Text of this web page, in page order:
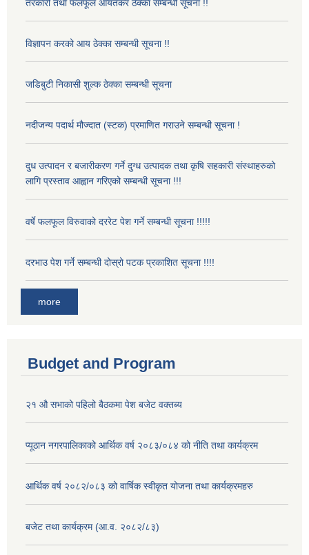
तरकारी तथा फलफूल आयतकर ठेक्का सम्बन्धी सूचना !!
विज्ञापन करको आय ठेक्का सम्बन्धी सूचना !!
जडिबुटी निकासी शुल्क ठेक्का सम्बन्धी सूचना
नदीजन्य पदार्थ मौज्दात (स्टक) प्रमाणित गराउने सम्बन्धी सूचना !
दुध उत्पादन र बजारीकरण गर्ने दुग्ध उत्पादक तथा कृषि सहकारी संस्थाहरुको
लागि प्रस्ताव आह्वान गरिएको सम्बन्धी सूचना !!!
वर्षे फलफूल विरुवाको दररेट पेश गर्ने सम्बन्धी सूचना !!!!!
दरभाउ पेश गर्ने सम्बन्धी दोस्रो पटक प्रकाशित सूचना !!!!
more
Budget and Program
२१ औ सभाको पहिलो बैठकमा पेश बजेट वक्तब्य
प्यूठान नगरपालिकाको आर्थिक वर्ष २०८३/०८४ को नीति तथा कार्यक्रम
आर्थिक वर्ष २०८२/०८३ को वार्षिक स्वीकृत योजना तथा कार्यक्रमहरु
बजेट तथा कार्यक्रम (आ.व. २०८२/८३)